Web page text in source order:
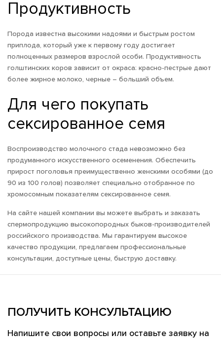
Продуктивность
Порода известна высокими надоями и быстрым ростом
приплода, который уже к первому году достигает
полноценных размеров взрослой особи. Продуктивность
голштинских коров зависит от окраса: красно-пестрые дают
более жирное молоко, черные – больший объем.
Для чего покупать
сексированное семя
Воспроизводство молочного стада невозможно без
продуманного искусственного осеменения. Обеспечить
прирост поголовья преимущественно женскими особями (до
90 из 100 голов) позволяет специально отобранное по
хромосомным показателям сексированное семя.
На сайте нашей компании вы можете выбрать и заказать
спермопродукцию высокопородных быков-производителей
российского производства. Мы гарантируем высокое
качество продукции, предлагаем профессиональные
консультации, доступные цены, быструю доставку.
ПОЛУЧИТЬ КОНСУЛЬТАЦИЮ
Напишите свои вопросы или оставьте заявку на